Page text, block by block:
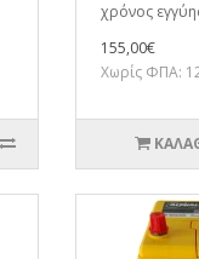
χρόνος
155,00€
Χωρίς ΦΠΑ: